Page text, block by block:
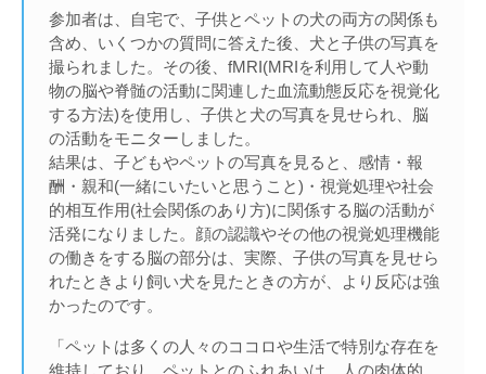
参加者は、自宅で、子供とペットの犬の両方の関係も
含め、いくつかの質問に答えた後、犬と子供の写真を
撮られました。その後、fMRI(MRIを利用して人や動
物の脳や脊髄の活動に関連した血流動態反応を視覚化
する方法)を使用し、子供と犬の写真を見せられ、脳
の活動をモニターしました。
結果は、子どもやペットの写真を見ると、感情・報
酬・親和(一緒にいたいと思うこと)・視覚処理や社会
的相互作用(社会関係のあり方)に関係する脳の活動が
活発になりました。顔の認識やその他の視覚処理機能
の働きをする脳の部分は、実際、子供の写真を見せら
れたときより飼い犬を見たときの方が、より反応は強
かったのです。
「ペットは多くの人々のココロや生活で特別な存在を